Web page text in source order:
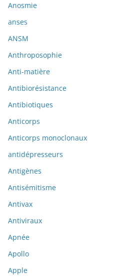
Anosmie
anses
ANSM
Anthroposophie
Anti-matière
Antibiorésistance
Antibiotiques
Anticorps
Anticorps monoclonaux
antidépresseurs
Antigènes
Antisémitisme
Antivax
Antiviraux
Apnée
Apollo
Apple